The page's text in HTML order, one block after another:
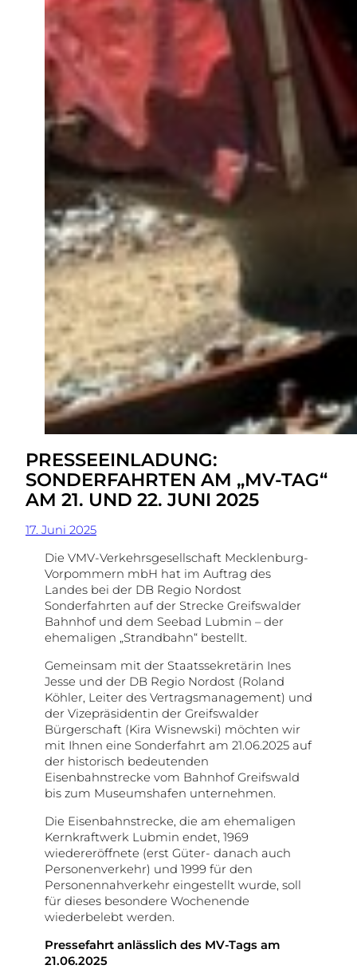
PRESSEEINLADUNG:
SONDERFAHRTEN AM „MV-TAG“
AM 21. UND 22. JUNI 2025
17. Juni 2025
Die VMV-Verkehrsgesellschaft Mecklenburg-
Vorpommern mbH hat im Auftrag des
Landes bei der DB Regio Nordost
Sonderfahrten auf der Strecke Greifswalder
Bahnhof und dem Seebad Lubmin – der
ehemaligen „Strandbahn“ bestellt.
Gemeinsam mit der Staatssekretärin Ines
Jesse und der DB Regio Nordost (Roland
Köhler, Leiter des Vertragsmanagement) und
der Vizepräsidentin der Greifswalder
Bürgerschaft (Kira Wisnewski) möchten wir
mit Ihnen eine Sonderfahrt am 21.06.2025 auf
der historisch bedeutenden
Eisenbahnstrecke vom Bahnhof Greifswald
bis zum Museumshafen unternehmen.
Die Eisenbahnstrecke, die am ehemaligen
Kernkraftwerk Lubmin endet, 1969
wiedereröffnete (erst Güter- danach auch
Personenverkehr) und 1999 für den
Personennahverkehr eingestellt wurde, soll
für dieses besondere Wochenende
wiederbelebt werden.
Pressefahrt anlässlich des MV-Tags am
21.06.2025